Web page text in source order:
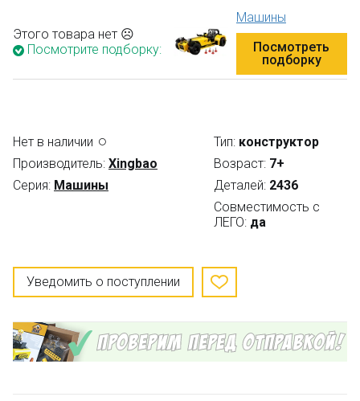
Этого товара нет ☹
Посмотрите подборку:
Машины
Посмотреть
подборку
Нет в наличии
Производитель: Xingbao
Серия: Машины
Тип: конструктор
Возраст: 7+
Деталей: 2436
Совместимость с
ЛЕГО: да
Уведомить о поступлении